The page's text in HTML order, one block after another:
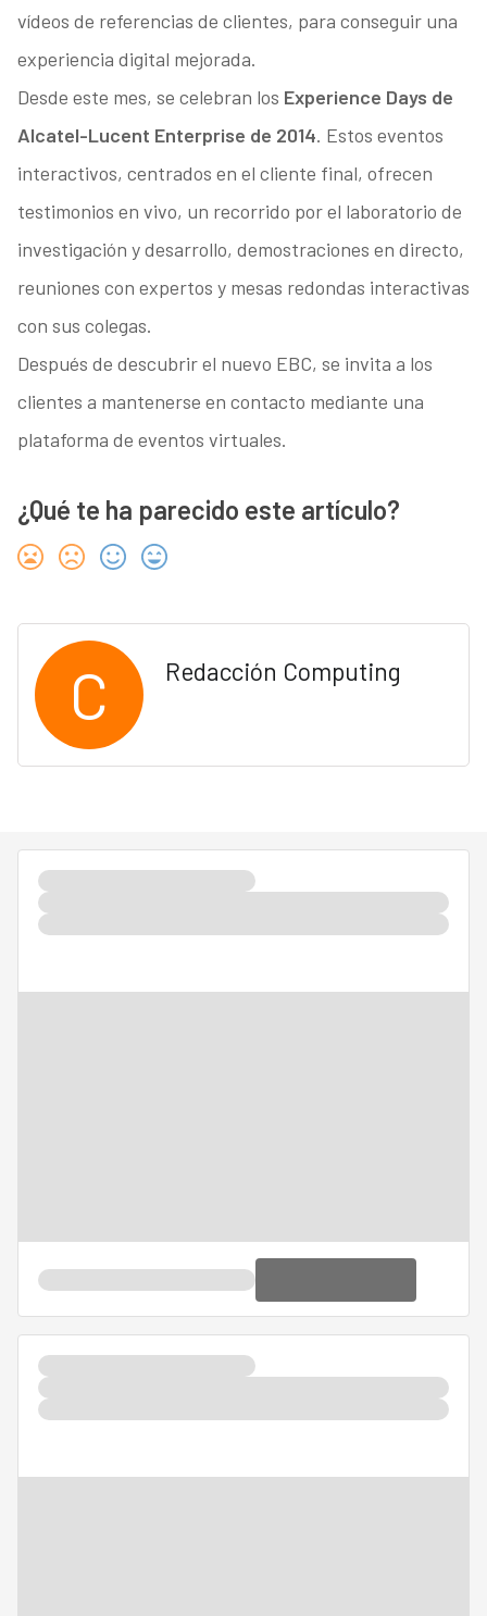
vídeos de referencias de clientes, para conseguir una
experiencia digital mejorada.
Desde este mes, se celebran los Experience Days de
Alcatel-Lucent Enterprise de 2014. Estos eventos
interactivos, centrados en el cliente final, ofrecen
testimonios en vivo, un recorrido por el laboratorio de
investigación y desarrollo, demostraciones en directo,
reuniones con expertos y mesas redondas interactivas
con sus colegas.
Después de descubrir el nuevo EBC, se invita a los
clientes a mantenerse en contacto mediante una
plataforma de eventos virtuales.
¿Qué te ha parecido este artículo?
C Redacción Computing